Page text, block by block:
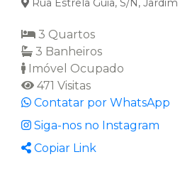
Rua Estrela Guia, S/N, Jardim
3 Quartos
3 Banheiros
Imóvel Ocupado
471 Visitas
Contatar por WhatsApp
Siga-nos no Instagram
Copiar Link